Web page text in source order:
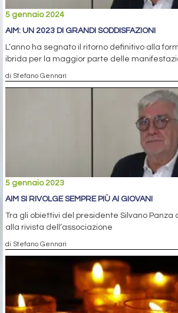
5 gennaio 2024
AIM: UN 2023 DI GRANDI SODDISFAZIONI
L’anno ha segnato il ritorno definitivo alla
ibrida per la maggior parte delle
di Stefano Gennari
5 gennaio 2023
AIM SI RIVOLGE SEMPRE PIÙ AI GIOVANI
Tra gli obiettivi del presidente Silvano Panza
alla rivista dell’associazione
di Stefano Gennari